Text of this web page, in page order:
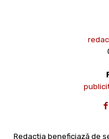
Redacția beneficiază de